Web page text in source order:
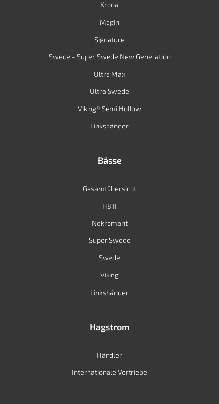
Krona
Megin
Signature
Swede - Super Swede New Generation
Ultra Max
Ultra Swede
Viking® Semi Hollow
Linkshänder
Bässe
Gesamtübersicht
H8 II
Nekromant
Super Swede
Swede
Viking
Linkshänder
Hagstrom
Händler
Internationale Vertriebe